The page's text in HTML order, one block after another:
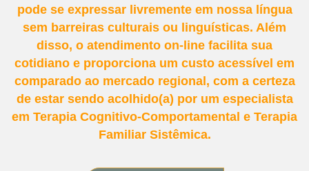
pode se expressar livremente em nossa língua
sem barreiras culturais ou linguísticas. Além
disso, o atendimento on-line facilita sua
cotidiano e proporciona um custo acessível em
comparado ao mercado regional, com a certeza
de estar sendo acolhido(a) por um especialista
em Terapia Cognitivo-Comportamental e Terapia
Familiar Sistêmica.